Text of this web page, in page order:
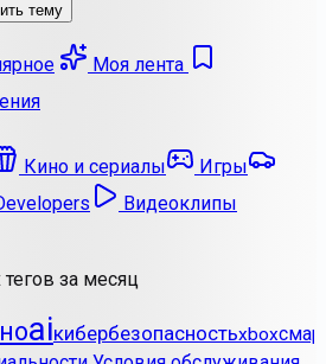
тему
Моя лента
Кино и сериалы
Игры
Видеоклипы
за месяц
aiкибербезопасностьxbox